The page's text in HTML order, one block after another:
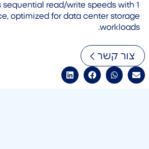
sequential read/write speeds with 1
optimized for data center storage
workloads.
צור קשר